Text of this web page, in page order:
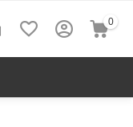
0